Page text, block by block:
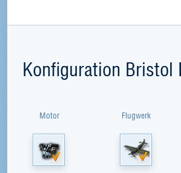
Konfiguration Bristol
Motor Flugwerk